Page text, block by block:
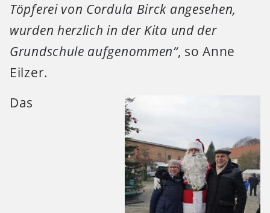
Töpferei von Cordula Birck angesehen,
wurden herzlich in der Kita und der
Grundschule aufgenommen“, so Anne
Eilzer.
Das